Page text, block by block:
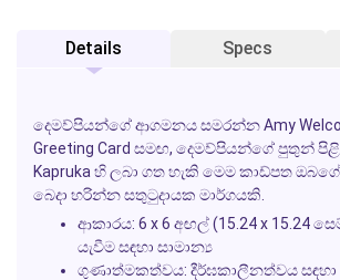
Details Specs
දෙමව්පියන්ගේ ආගමනය සමරන්නAmy
Greeting Card සමඟ, දෙමව්පියන්ගේ පුතුන්
Kapruka හි ලබා ගත හැකි මෙම කාඩ්පත
බෙදා හරින්න සතුටුදායක මාර්ගයකි.
ආකාරය: 6 x 6 අඟල් (15.24 x 15.24
යැවීම සඳහා සාමාන්‍ය
ගුණාත්මකත්වය: දීර්ඝකාලීනත්වය සඳහා